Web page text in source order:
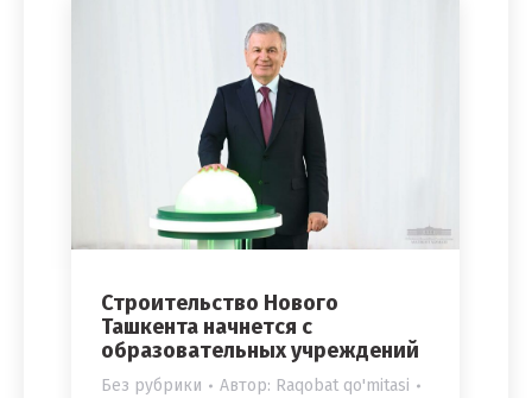
Строительство Нового
Ташкента начнется с
образовательных учреждений
Без рубрики Автор: Raqobat qo'mitasi